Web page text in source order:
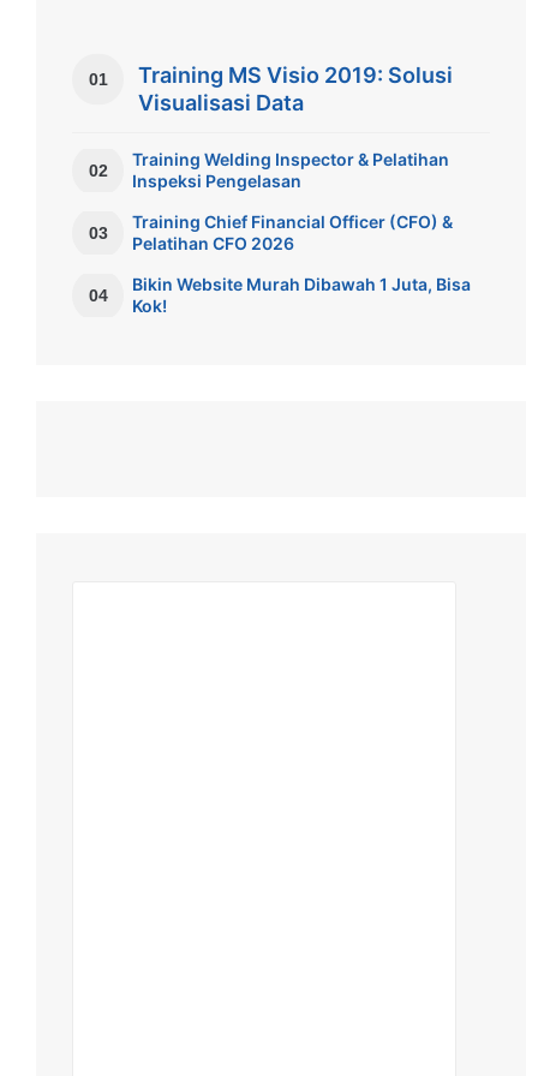
01
Training MS Visio 2019: Solusi
Visualisasi Data
02
Training Welding Inspector & Pelatihan
Inspeksi Pengelasan
03
Training Chief Financial Officer (CFO) &
Pelatihan CFO 2026
04
Bikin Website Murah Dibawah 1 Juta, Bisa
Kok!